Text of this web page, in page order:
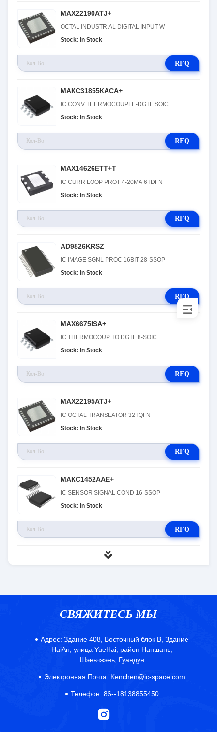
MAX22190ATJ+
OCTAL INDUSTRIAL DIGITAL INPUT W
Stock: In Stock
RFQ
МАКС31855КАСА+
IC CONV THERMOCOUPLE-DGTL SOIC
Stock: In Stock
RFQ
MAX14626ETT+T
IC CURR LOOP PROT 4-20MA 6TDFN
Stock: In Stock
RFQ
AD9826KRSZ
IC IMAGE SGNL PROC 16BIT 28-SSOP
Stock: In Stock
RFQ
MAX6675ISA+
IC THERMOCOUP TO DGTL 8-SOIC
Stock: In Stock
RFQ
MAX22195ATJ+
IC OCTAL TRANSLATOR 32TQFN
Stock: In Stock
RFQ
МАКС1452ААЕ+
IC SENSOR SIGNAL COND 16-SSOP
Stock: In Stock
RFQ
СВЯЖИТЕСЬ МЫ
Адрес: Здание 408, Восточный блок B, Здание
HaiAn, улица YueHai, район Наншань,
Шэньчжэнь, Гуандун
Электронная Почта: Kenchen@ic-space.com
Телефон: 86--18138855450